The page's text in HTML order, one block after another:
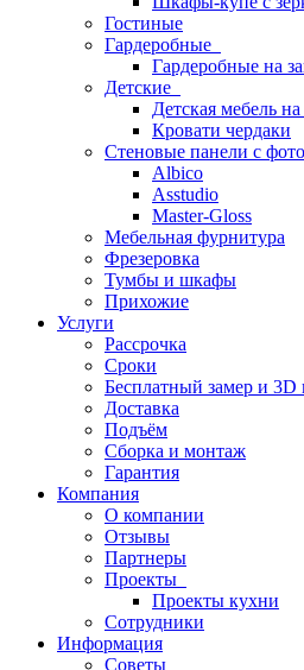
Гостиные
Гардеробные
Гардеробные на
Детские
Детская мебель на
Кровати чердаки
Стеновые панели с
Albico
Asstudio
Master-Gloss
Мебельная фурнитура
Фрезеровка
Тумбы и шкафы
Прихожие
Услуги
Рассрочка
Сроки
Бесплатный замер и 3D
Доставка
Подъём
Сборка и монтаж
Гарантия
Компания
О компании
Отзывы
Партнеры
Проекты
Проекты кухни
Сотрудники
Информация
Советы